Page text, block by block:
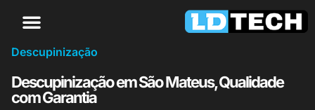
Descupinização
Descupinização em São Mateus, Qualidade
com Garantia